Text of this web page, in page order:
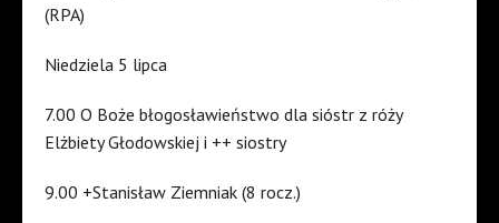
(RPA)
Niedziela 5 lipca
7.00 O Boże błogosławieństwo dla sióstr z róży
Elżbiety Głodowskiej i ++ siostry
9.00 +Stanisław Ziemniak (8 rocz.)